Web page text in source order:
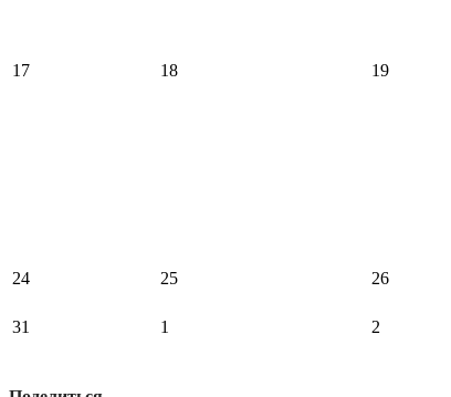
17 18 19
24 25 26
31 1 2